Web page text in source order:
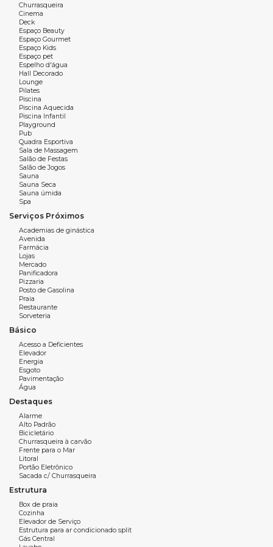
infantis, brinquedoteca, play, pomar, guesthouse, jardins de
especiarias, lounge, wine lounge, garden lounge, academia,
studio, sala de massagem, piscina aquecida,
hidromassagem e saunas seca e úmida.
Situado em uma das regiões mais privilegiadas da Barra Sul,
oferece conforto, exclusividade e praticidade em um dos
melhores endereços da cidade. Fale agora com um dos
corretores da Wow Imobiliária para mais informações e
agende sua visita.
Características do apartamento:
4 suítes
232,15 m² de área privativa
Sala de estar e jantar
Cozinha
Área de serviço
Sacada
Lavabo
Varanda com Churrasqueira
4 vagas de garagem
Características do Empreendimento:
Poolholse
The pool
Garden gourmet
Mini market
Office
Teens club
Wine club
Quadra de pádel
Festas infantil
Brinquedoteca
Play, pomar
Guesthouse
Jardins de especiarias
Garden lounge,
Academia
Studio
Churrasqueira
Cinema
Deck
Espaço Beauty
Espaço Gourmet
Espaço Kids
Espaço pet
Espelho d'água
Hall Decorado
Lounge
Pilates
Piscina
Piscina Aquecida
Piscina Infantil
Playground
Pub
Quadra Esportiva
Sala de Massagem
Salão de Festas
Salão de Jogos
Sauna
Sauna Seca
Sauna úmida
Spa
Serviços Próximos
Academias de ginástica
Avenida
Farmácia
Lojas
Mercado
Panificadora
Pizzaria
Posto de Gasolina
Praia
Restaurante
Sorveteria
Básico
Acesso a Deficientes
Elevador
Energia
Esgoto
Pavimentação
Água
Destaques
Alarme
Alto Padrão
Bicicletário
Churrasqueira à carvão
Frente para o Mar
Litoral
Portão Eletrônico
Sacada c/ Churrasqueira
Estrutura
Box de praia
Cozinha
Elevador de Serviço
Estrutura para ar condicionado split
Gás Central